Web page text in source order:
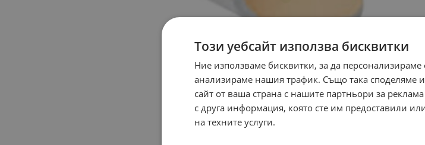
Този уебсайт използва бисквитки
Ние използваме бисквитки, за да
анализираме нашия трафик. Също така споделяме
сайт от ваша страна с нашите партньори за
с друга информация, която сте им предоставили
на техните услуги.